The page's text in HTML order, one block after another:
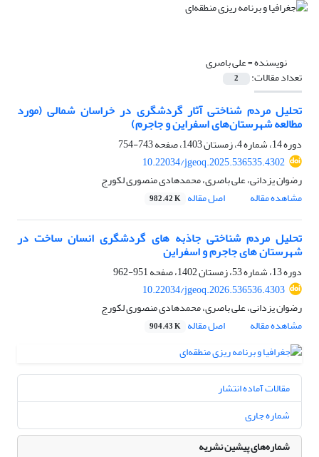
نویسنده =علی باصری
تعداد مقالات: 2
تحلیل مردم شناختی آثار گردشگری در خراسان شمالی (مورد
مطالعه شهرستان‌های اسفراین و جاجرم)
دوره 14، شماره 4، زمستان 1403، صفحه
743-754
10.22034/jgeoq.2025.536535.4302
رضوان یزدانی، علی باصری، محمدهادی منصوری لکورج
مشاهده مقاله
اصل مقاله 982.42 K
تحلیل مردم شناختی جاذبه های گردشگری انسان ساخت در
شهرستان های جاجرم و اسفراین
دوره 13، شماره 53، زمستان 1402، صفحه
951-962
10.22034/jgeoq.2026.536536.4303
رضوان یزدانی، علی باصری، محمدهادی منصوری لکورج
مشاهده مقاله
اصل مقاله 904.43 K
مقالات آماده انتشار
شماره جاری
شماره‌های پیشین نشریه